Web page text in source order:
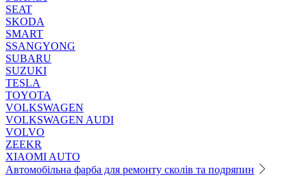
SEAT
SKODA
SMART
SSANGYONG
SUBARU
SUZUKI
TESLA
TOYOTA
VOLKSWAGEN
VOLKSWAGEN AUDI
VOLVO
ZEEKR
XIAOMI AUTO
Автомобільна фарба для ремонту сколів та подряпин